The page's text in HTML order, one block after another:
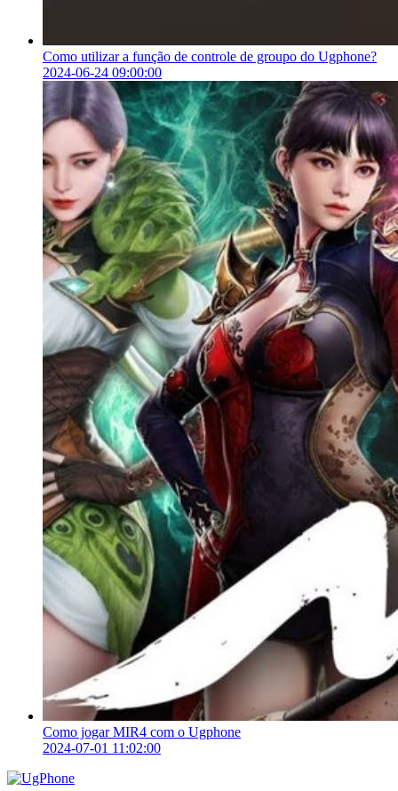
Como utilizar a função de controle de groupo do Ugphone?
2024-06-24 09:00:00
Como jogar MIR4 com o Ugphone
2024-07-01 11:02:00